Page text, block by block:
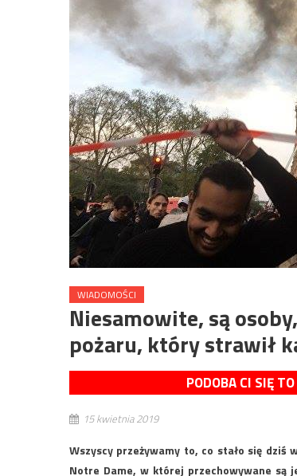
WIADOMOŚCI
Niesamowite, są
pożaru, który strawił
PODOBA CI SIĘ
15 kwietnia 2019
Wszyscy przeżywamy to, co stało się dziś
Notre Dame, w której przechowywane są